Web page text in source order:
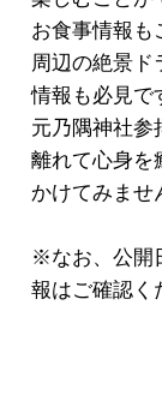
お食事情報も
周辺の絶景ド
情報も必見で
元乃隅神社参
離れて心身を
かけてみませ
※なお、公開
報はご確認く